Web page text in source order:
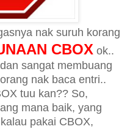
nak suruh korang
CBOX ok..
sangat membuang
nak baca entri..
tuu kan?? So,
mana baik, yang
pakai CBOX,